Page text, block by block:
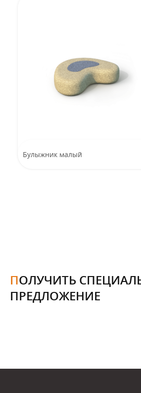
Булыжник малый
ПОЛУЧИТЬ СПЕЦИАЛЬНОЕ
ПРЕДЛОЖЕНИЕ